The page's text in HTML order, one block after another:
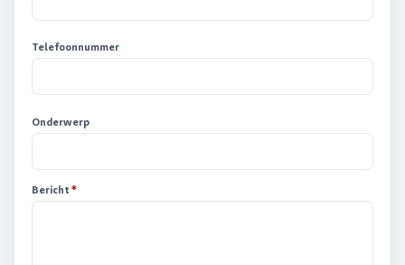
Telefoonnummer
Onderwerp
Bericht*